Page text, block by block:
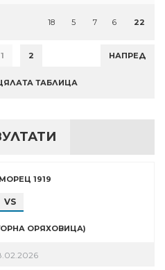
18 5 7 6 22
1 2 НАПРЕД
ТАБЛИЦА
1919
VS
ОРЯХОВИЦА)